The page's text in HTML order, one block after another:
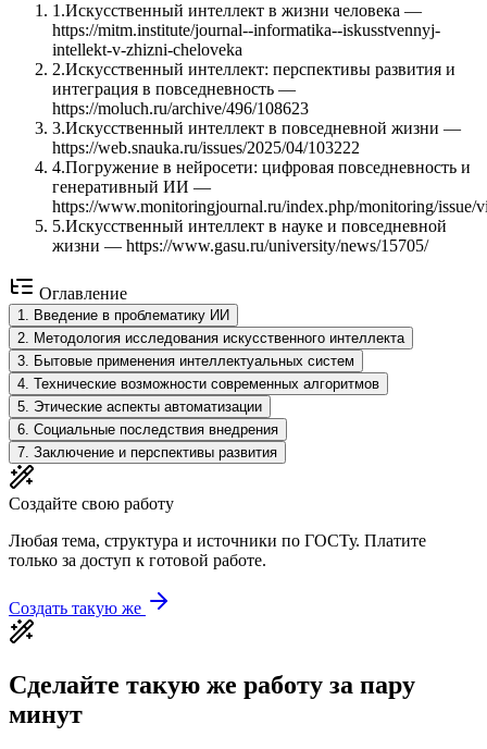
1 .Искусственный интеллект в жизни человека —
https://mitm.institute/journal--informatika--iskusstvennyj-
intellekt-v-zhizni-cheloveka
2.Искусственный интеллект: перспективы развития и
интеграция в повседневность —
https://moluch.ru/archive/496/108623
3.Искусственный интеллект в повседневной жизни —
https://web.snauka.ru/issues/2025/04/103222
4.Погружение в нейросети: цифровая повседневность и
генеративный ИИ —
https://www.monitoringjournal.ru/index.php/monitoring/issue/
5.Искусственный интеллект в науке и повседневной
жизни — https://www.gasu.ru/university/news/15705/
Оглавление
1. Введение в проблематику ИИ
2. Методология исследования искусственного интеллекта
3. Бытовые применения интеллектуальных систем
4. Технические возможности современных алгоритмов
5. Этические аспекты автоматизации
6. Социальные последствия внедрения
7. Заключение и перспективы развития
Создайте свою работу
Любая тема, структура и источники по ГОСТу. Платите
только за доступ к готовой работе.
Создать такую же
Сделайте такую же работу за пару
минут